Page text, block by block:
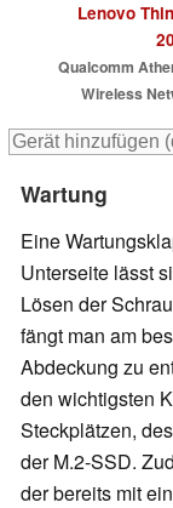
Lenovo
Qualcomm
Wireless
Wartung
Eine
Unterseite lässt
Lösen der
fängt man am
Abdeckung zu
den wichtigsten
Steckplätzen,
der M.2-SSD.
der bereits mit